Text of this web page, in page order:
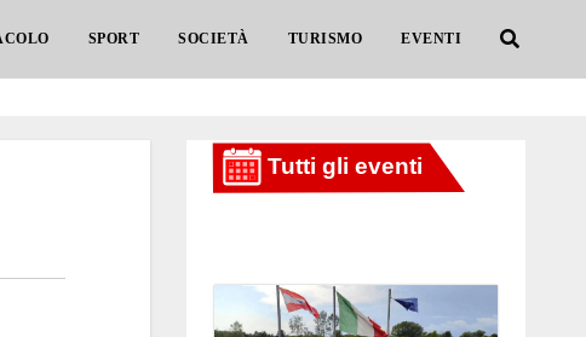
SPORT SOCIETÀ TURISMO EVENTI